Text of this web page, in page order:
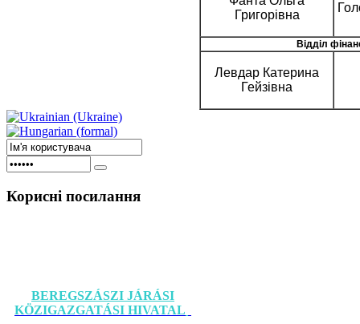
Григорівна
Відділ
Левдар Катерина
Гейзівна
Корисні посилання
BEREGSZÁSZI JÁRÁSI
KÖZIGAZGATÁSI HIVATAL